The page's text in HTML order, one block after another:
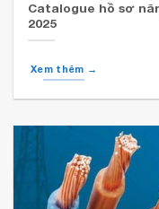
Catalogue hồ sơ
2025
Xem thêm →